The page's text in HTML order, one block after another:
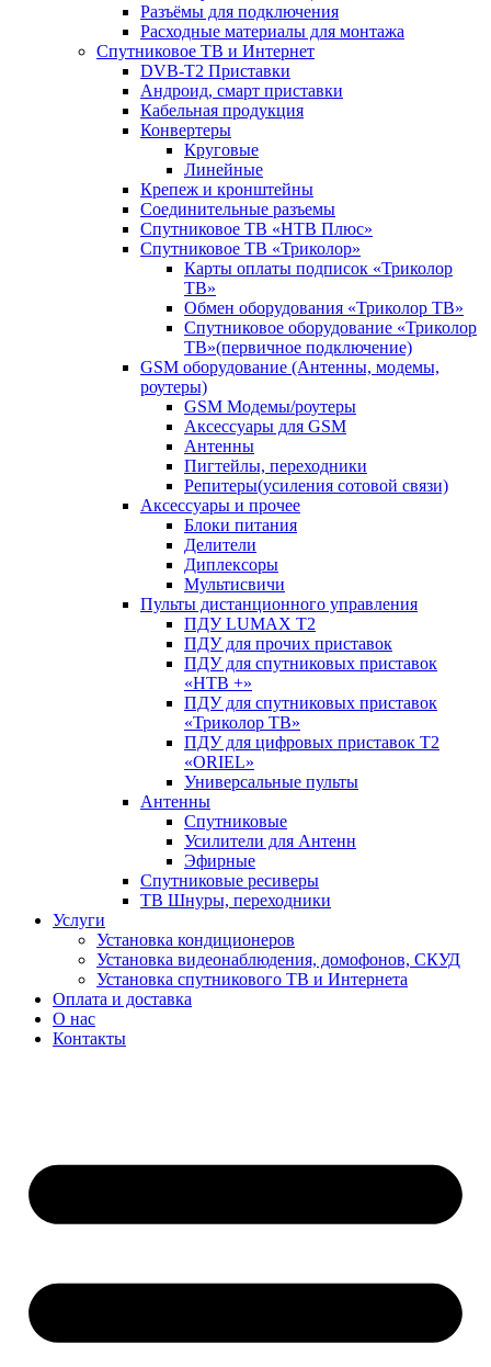
Разъёмы для подключения
Расходные материалы для монтажа
Спутниковое ТВ и Интернет
DVB-Т2 Приставки
Андроид, смарт приставки
Кабельная продукция
Конвертеры
Круговые
Линейные
Крепеж и кронштейны
Соединительные разъемы
Спутниковое ТВ «НТВ Плюс»
Спутниковое ТВ «Триколор»
Карты оплаты подписок «Триколор
ТВ»
Обмен оборудования «Триколор ТВ»
Спутниковое оборудование «Триколор
ТВ»(первичное подключение)
GSM оборудование (Антенны, модемы,
роутеры)
GSM Модемы/роутеры
Аксессуары для GSM
Антенны
Пигтейлы, переходники
Репитеры(усиления сотовой связи)
Аксессуары и прочее
Блоки питания
Делители
Диплексоры
Мультисвичи
Пульты дистанционного управления
ПДУ LUMAX Т2
ПДУ для прочих приставок
ПДУ для спутниковых приставок
«НТВ +»
ПДУ для спутниковых приставок
«Триколор ТВ»
ПДУ для цифровых приставок Т2
«ORIEL»
Универсальные пульты
Антенны
Спутниковые
Усилители для Антенн
Эфирные
Спутниковые ресиверы
ТВ Шнуры, переходники
Услуги
Установка кондиционеров
Установка видеонаблюдения, домофонов, СКУД
Установка спутникового ТВ и Интернета
Оплата и доставка
О нас
Контакты